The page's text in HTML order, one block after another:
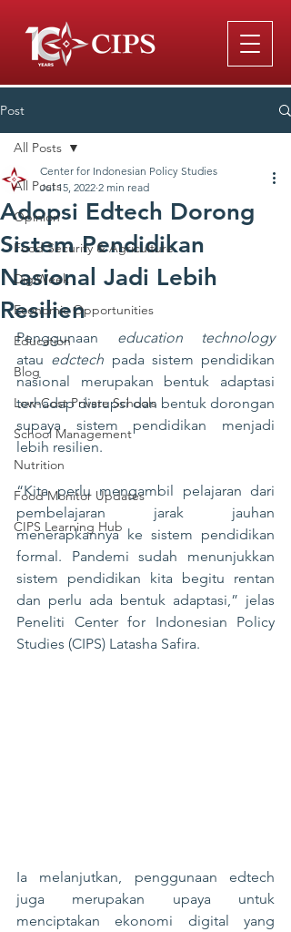
Post
All Posts
Opinion
Food Security & Agriculture
DigiWeek
Economic Opportunities
Education
Blog
Low-Cost Private Schools
School Management
Nutrition
Food Monitor Updates
CIPS Learning Hub
All Posts
Adopsi Edtech Dorong
Sistem Pendidikan
Nasional Jadi Lebih
Resilien
Center for Indonesian Policy Studies
Jul 15, 2022 2 min read
Penggunaan
education technology
atau edctech pada sistem pendidikan
nasional merupakan bentuk adaptasi
terhadap disrupsi dan bentuk dorongan
supaya sistem pendidikan menjadi
lebih resilien.
“Kita perlu mengambil pelajaran dari
pembelajaran jarak jauhan
menerapkannya ke sistem pendidikan
formal. Pandemi sudah menunjukkan
sistem pendidikan kita begitu rentan
dan perlu ada bentuk adaptasi,” jelas
Peneliti Center for Indonesian Policy
Studies (CIPS) Latasha Safira.
Ia melanjutkan, penggunaan edtech
juga merupakan upaya untuk
menciptakan ekonomi digital yang